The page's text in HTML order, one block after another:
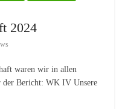
2024
waren wir in allen
der Bericht: WK IV Unsere